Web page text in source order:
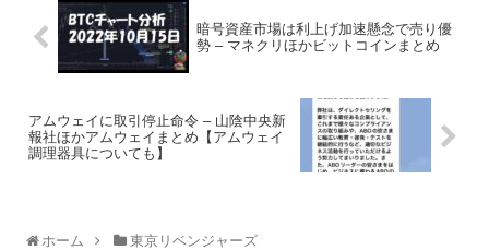
暗号資産市場は利上げ加速懸念で売り優
勢 – マネクリほかビットコインまとめ
アムウェイに取引停止命令 – 山陰中央新
報社ほかアムウェイまとめ【アムウェイ
調理器具についても】
ホーム 東京リベンジャーズ